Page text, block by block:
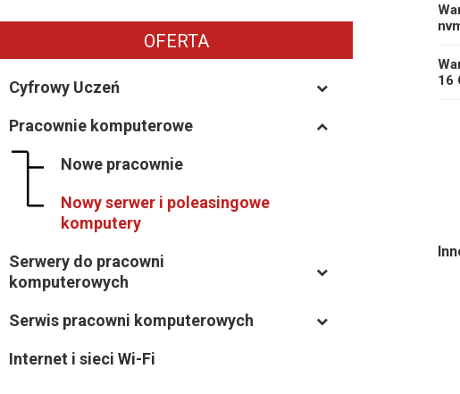
OFERTA
Cyfrowy Uczeń
Pracownie komputerowe
–
Nowe pracownie
–
Nowy serwer i poleasingowe
komputery
–
Serwery do pracowni
komputerowych
–
Serwis pracowni komputerowych
–
Internet i sieci Wi-Fi
16